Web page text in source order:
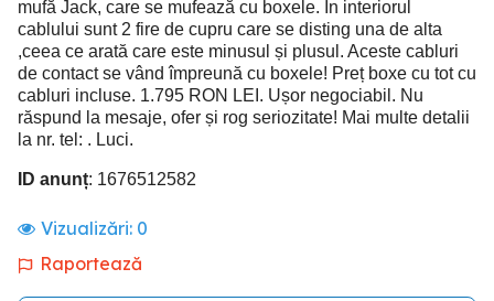
mufă Jack, care se mufează cu boxele. În interiorul
cablului sunt 2 fire de cupru care se disting una de alta
,ceea ce arată care este minusul și plusul. Aceste cabluri
de contact se vând împreună cu boxele! Preț boxe cu tot cu
cabluri incluse. 1.795 RON LEI. Ușor negociabil. Nu
răspund la mesaje, ofer și rog seriozitate! Mai multe detalii
la nr. tel: . Luci.
ID anunț: 1676512582
Vizualizări: 0
Raportează